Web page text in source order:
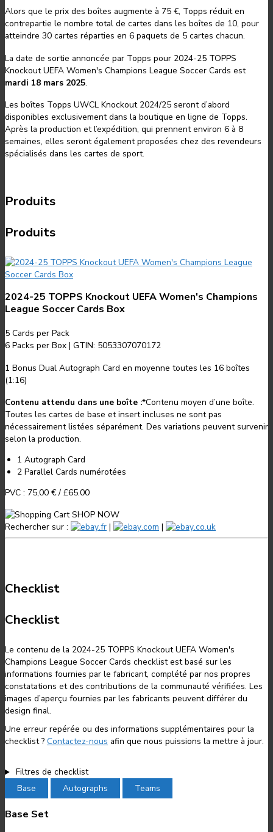
Alors que le prix des boîtes augmente à 75 €, Topps réduit en
contrepartie le nombre total de cartes dans les boîtes de 10, pour
atteindre 30 cartes réparties en 6 paquets de 5 cartes chacun.
La date de sortie annoncée par Topps pour 2024-25 TOPPS
Knockout UEFA Women's Champions League Soccer Cards est
mardi 18 mars 2025.
Les boîtes Topps UWCL Knockout 2024/25 seront d’abord
disponibles exclusivement dans la boutique en ligne de Topps.
Après la production et l’expédition, qui prennent environ 6 à 8
semaines, elles seront également proposées chez des revendeurs
spécialisés dans les cartes de sport.
Produits
Produits
2024-25 TOPPS Knockout UEFA Women's Champions
League Soccer Cards Box
5 Cards per Pack
6 Packs per Box | GTIN: 5053307070172
1 Bonus Dual Autograph Card en moyenne toutes les 16 boîtes
(1:16)
Contenu attendu dans une boîte :*Contenu moyen d’une boîte.
Toutes les cartes de base et insert incluses ne sont pas
nécessairement listées séparément. Des variations peuvent survenir
selon la production.
1 Autograph Card
2 Parallel Cards numérotées
PVC : 75,00 €/ £65.00
SHOP NOW
Rechercher sur :
.fr | .com | .co.uk
Checklist
Checklist
Le contenu de la 2024-25 TOPPS Knockout UEFA Women's
Champions League Soccer Cards checklist est basé sur les
informations fournies par le fabricant, complété par nos propres
constatations et des contributions de la communauté vérifiées. Les
images d’aperçu fournies par les fabricants peuvent différer du
design final.
Une erreur repérée ou des informations supplémentaires pour la
checklist ? Contactez-nous afin que nous puissions la mettre à jour.
Filtres de checklist
Base
Autographs Teams
Base Set